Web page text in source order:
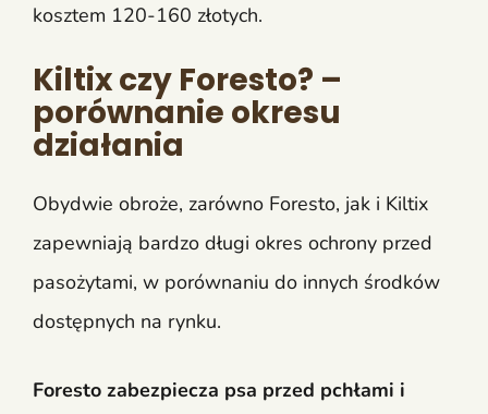
kosztem 120-160 złotych.
Kiltix czy Foresto? –
porównanie okresu
działania
Obydwie obroże, zarówno Foresto, jak i Kiltix
zapewniają bardzo długi okres ochrony przed
pasożytami, w porównaniu do innych środków
dostępnych na rynku.
Foresto zabezpiecza psa przed pchłami i